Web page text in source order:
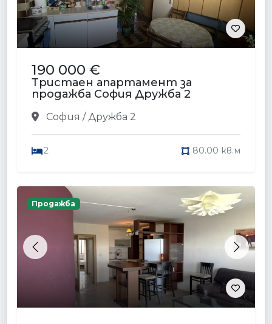
190 000 €
Тристаен апартамент за
продажба София Дружба 2
София / Дружба 2
2 80.00 кв.м
Previous Next
Продажба